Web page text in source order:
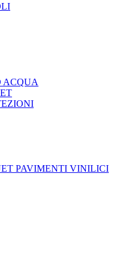
ACQUA
PAVIMENTI VINILICI